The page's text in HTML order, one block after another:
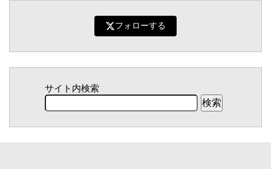
フォローする
サイト内検索